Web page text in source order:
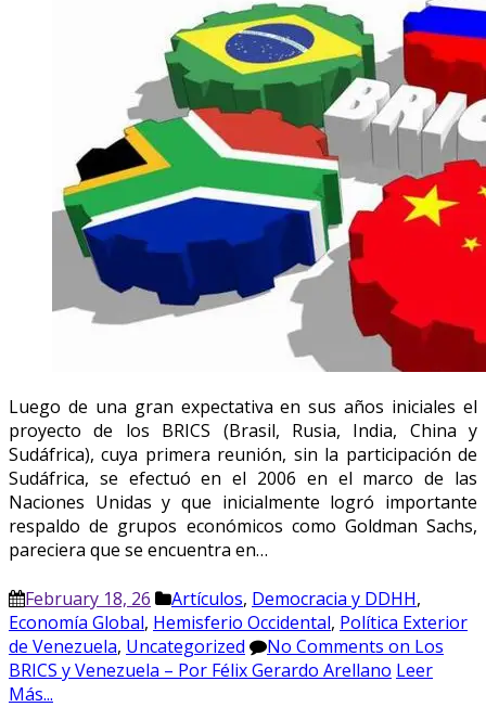
Luego de una gran expectativa en sus años iniciales el
proyecto de los BRICS (Brasil, Rusia, India, China y
Sudáfrica), cuya primera reunión, sin la participación de
Sudáfrica, se efectuó en el 2006 en el marco de las
Naciones Unidas y que inicialmente logró importante
respaldo de grupos económicos como Goldman Sachs,
pareciera que se encuentra en…
February 18, 26 Artículos, Democracia y DDHH,
Economía Global, Hemisferio Occidental, Política Exterior
de Venezuela, Uncategorized No Comments on Los
BRICS y Venezuela – Por Félix Gerardo Arellano Leer
Más...